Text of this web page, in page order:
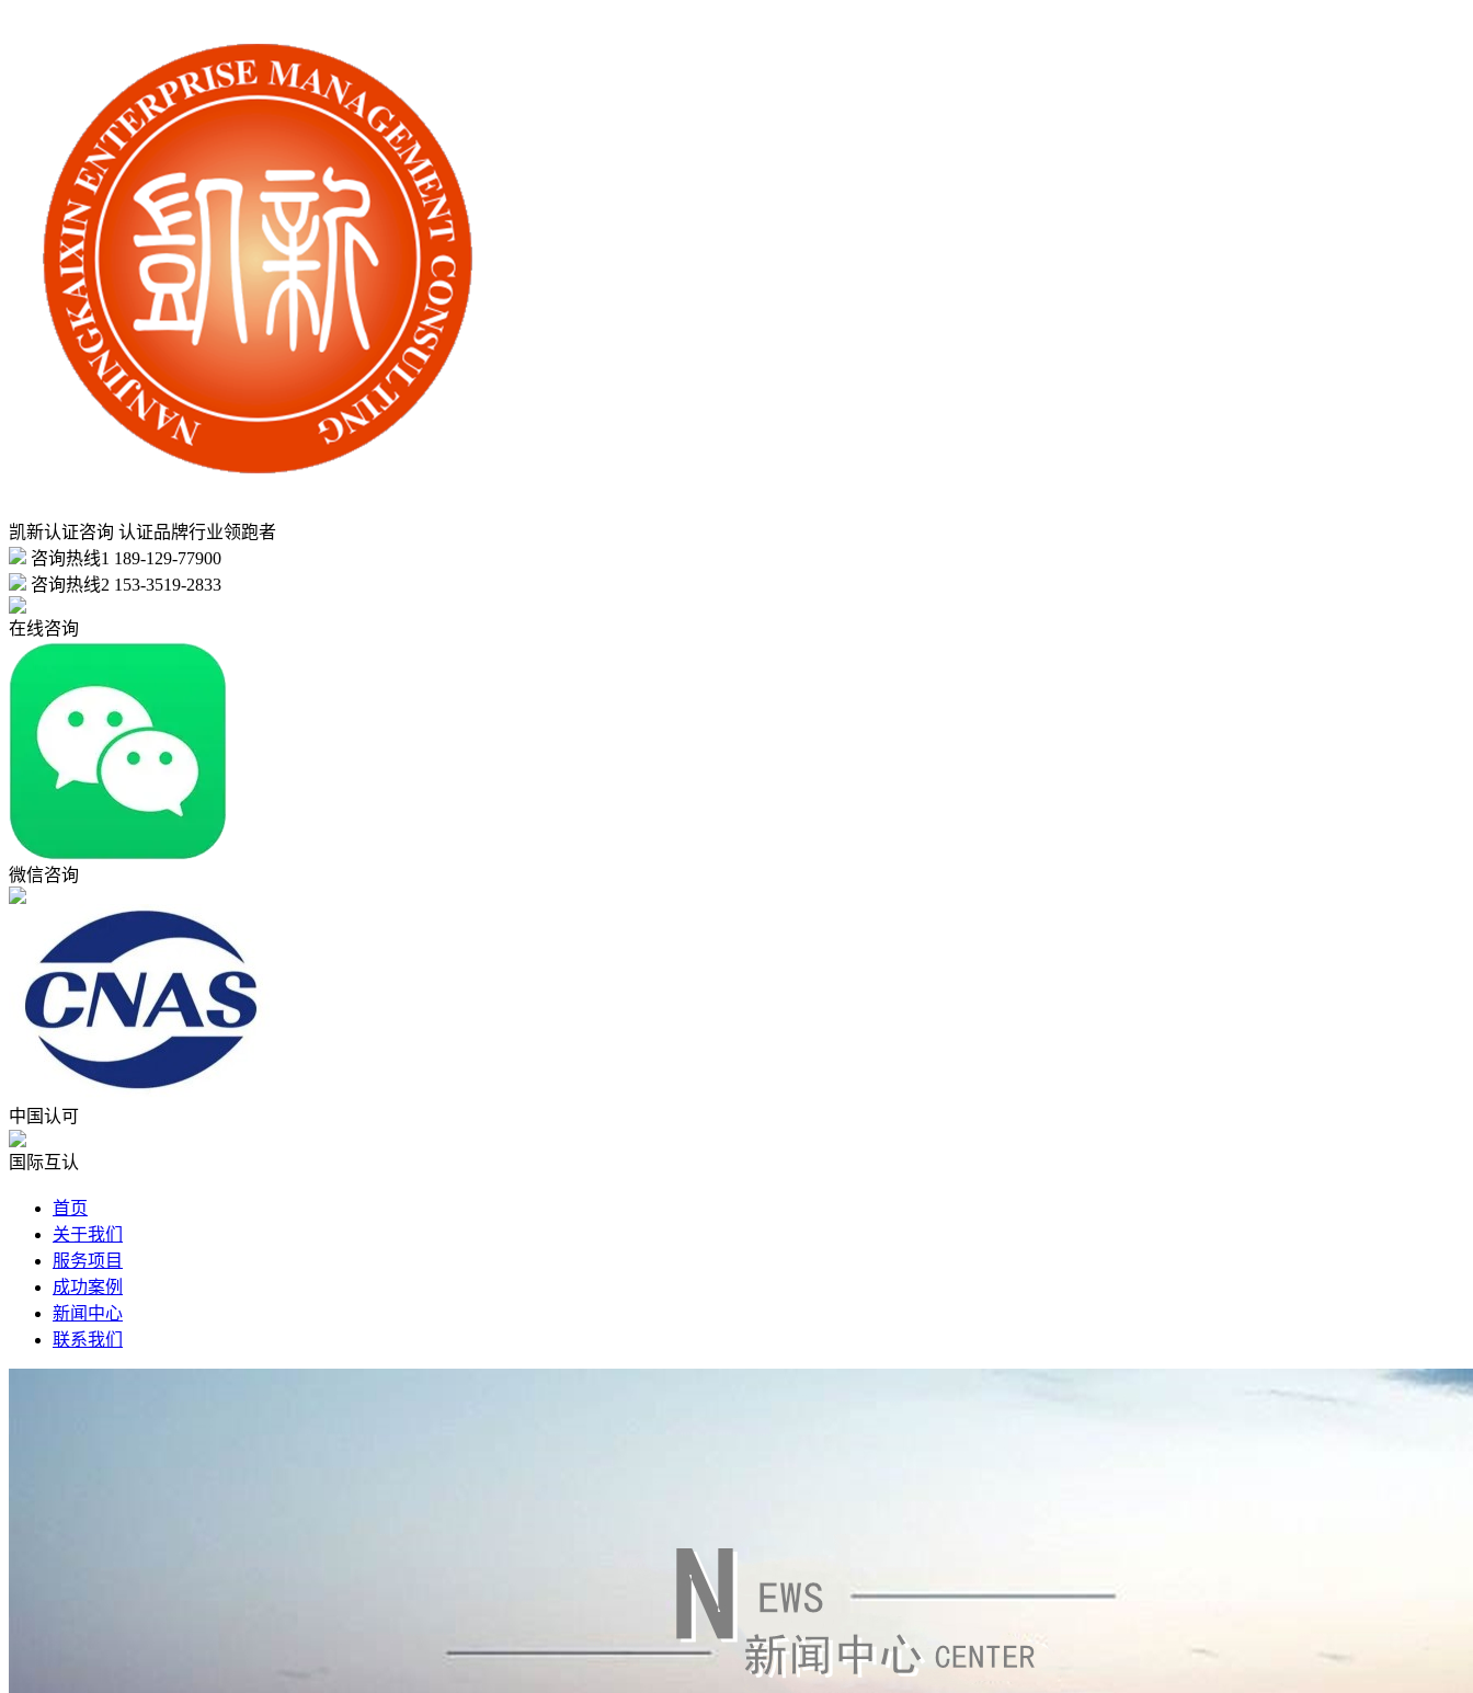
凯新认证咨询 认证品牌行业领跑者
咨询热线1 189-129-77900
咨询热线2 153-3519-2833
在线咨询
微信咨询
中国认可
国际互认
首页
关于我们
服务项目
成功案例
新闻中心
联系我们